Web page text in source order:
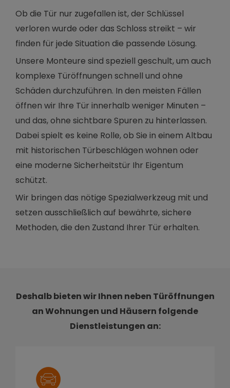
Ob die Tür nur zugefallen ist, der Schlüssel
verloren wurde oder das Schloss streikt – wir
finden für jede Situation die passende Lösung.
Unsere Monteure sind speziell geschult, um auch
komplexe Türöffnungen schnell und ohne
Schäden durchzuführen. In den meisten Fällen
öffnen wir Ihre Tür innerhalb weniger Minuten –
und das, ohne sichtbare Spuren zu hinterlassen.
Dabei spielt es keine Rolle, ob Sie in einem Altbau
mit historischen Türbeschlägen wohnen oder
eine moderne Sicherheitstür Ihr Eigentum
schützt.
Wir bringen das nötige Spezialwerkzeug mit und
setzen ausschließlich auf bewährte, sichere
Methoden, die den Zustand Ihrer Tür erhalten.
Deshalb bieten wir Ihnen neben Türöffnungen
an Wohnungen und Häusern folgende
Dienstleistungen an: